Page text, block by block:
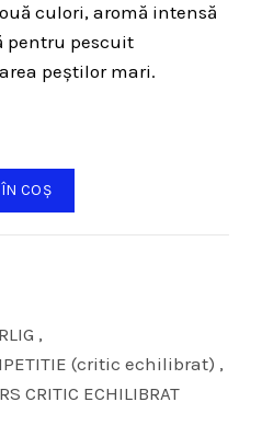
culori, aromă intensă
pentru pescuit
peștilor mari.
COȘ
,
(critic echilibrat) ,
CRITIC ECHILIBRAT